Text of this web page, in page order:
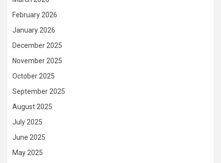
February 2026
January 2026
December 2025
November 2025
October 2025
September 2025
August 2025
July 2025
June 2025
May 2025